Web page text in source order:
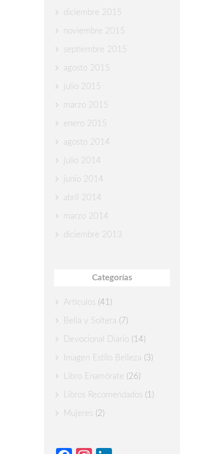
diciembre 2015
noviembre 2015
septiembre 2015
agosto 2015
julio 2015
marzo 2015
enero 2015
agosto 2014
julio 2014
junio 2014
abril 2014
marzo 2014
diciembre 2013
Categorías
Articulos (41)
Bella y Soltera (7)
Devocional Diario (14)
Imagen Estilo Belleza (3)
Libro Enamórate (26)
Libros Recomendados (1)
Mujeres (2)